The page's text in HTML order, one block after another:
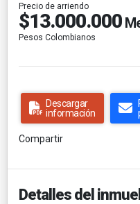
Precio de arriendo
$13.000.000
Pesos Colombianos
Descargar
información
Compartir
Detalles del